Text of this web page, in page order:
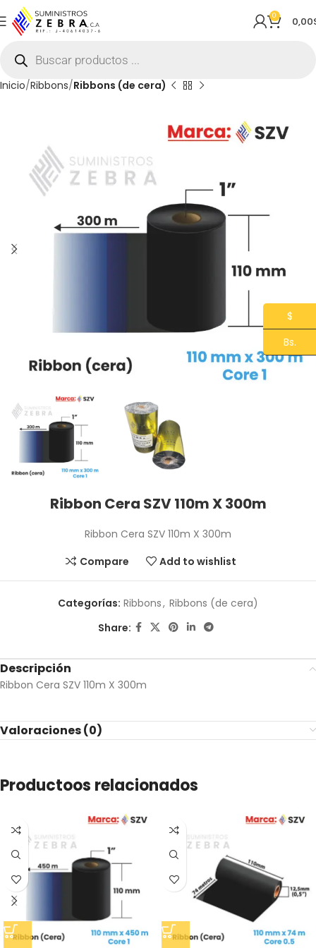
0 0,00
Inicio Ribbons Ribbons (de cera)
Ribbon Cera SZV 110m X 300m
Ribbon Cera SZV 110m X 300m
Compare
Add to wishlist
Categorías: Ribbons, Ribbons (de cera)
Share:
Descripción
Ribbon Cera SZV 110m X 300m
Valoraciones (0)
Productoos relacionados
$
Bs.